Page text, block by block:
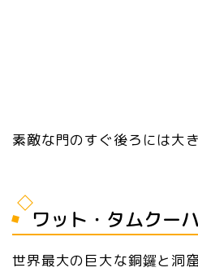
素敵な門のすぐ後ろには大
ワット・タムクー
世界最大の巨大な銅鑼と洞